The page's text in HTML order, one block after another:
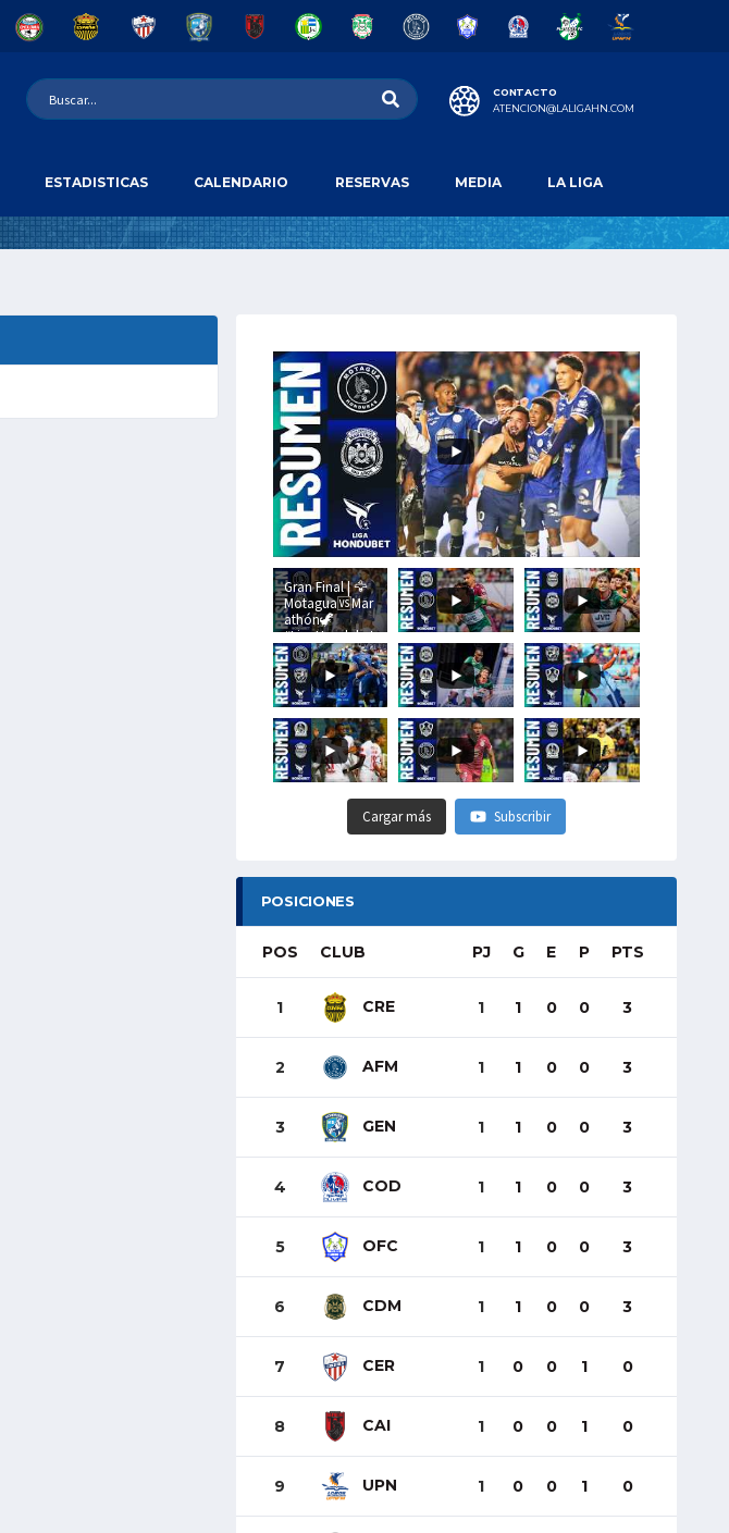
CONTACTO
ATENCION@LALIGAHN.COM
ESTADISTICAS CALENDARIO RESERVAS MEDIA LA LIGA
Gran Final | 🦅
Motagua🆚Mar
athón🦖
#LigaHondubet
Cargar más Subscribir
POSICIONES
POS CLUB PJ G E P PTS
1 CRE 1 1 0 0 3
2 AFM 1 1 0 0 3
3 GEN 1 1 0 0 3
4 COD 1 1 0 0 3
5 OFC 1 1 0 0 3
6 CDM 1 1 0 0 3
7 CER 1 0 0 1 0
8 CAI 1 0 0 1 0
9 UPN 1 0 0 1 0